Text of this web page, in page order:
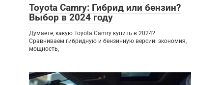
Toyota Camry: Гибрид или бензин?
Выбор в 2024 году
Думаете, какую Toyota Camry купить в 2024?
Сравниваем гибридную и бензинную версии: экономия,
мощность,